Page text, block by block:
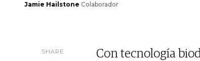
Jamie Hailstone Colaborador
SHARE
Con tecnología